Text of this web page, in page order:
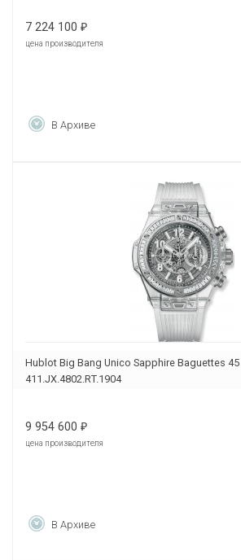
7 224 100 ₽
цена производителя
В Архиве
Hublot Big Bang Unico Sapphire Baguettes 45
411.JX.4802.RT.1904
9 954 600 ₽
цена производителя
В Архиве